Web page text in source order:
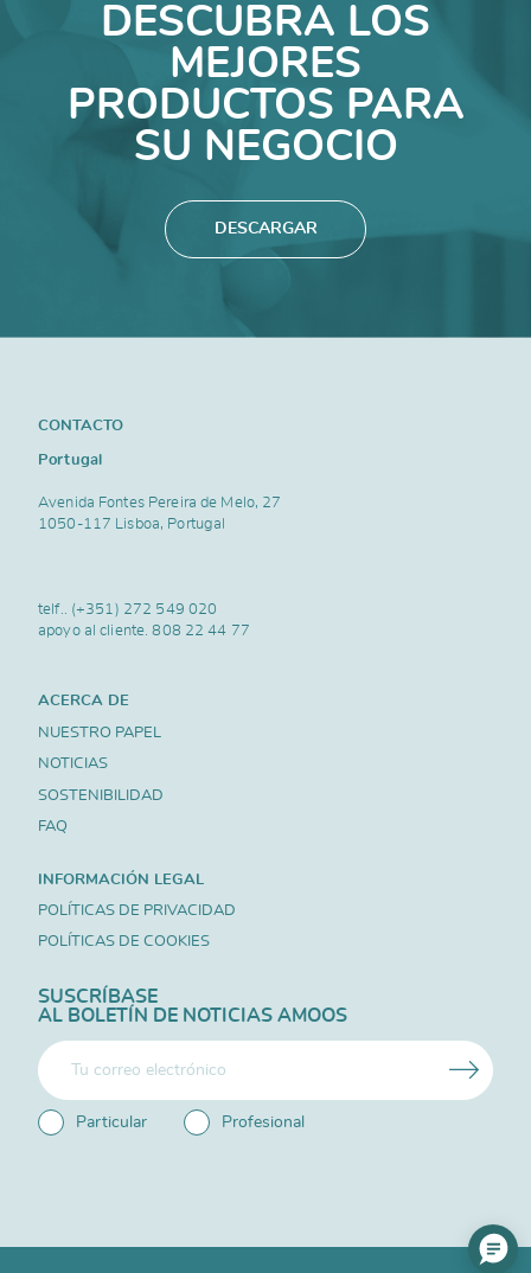
DESCUBRA LOS
MEJORES
PRODUCTOS PARA
SU NEGOCIO
DESCARGAR
CONTACTO
Portugal
Avenida Fontes Pereira de Melo, 27
1050-117 Lisboa, Portugal
telf.. (+351) 272 549 020
apoyo al cliente.808 22 44 77
ACERCA DE
NUESTRO PAPEL
NOTICIAS
SOSTENIBILIDAD
FAQ
INFORMACIÓN LEGAL
POLÍTICAS DE PRIVACIDAD
POLÍTICAS DE COOKIES
SUSCRÍBASE
AL BOLETÍN DE NOTICIAS AMOOS
Particular Profesional